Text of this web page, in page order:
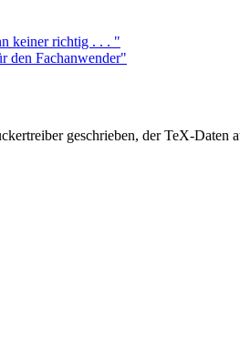
keiner richtig . . . "
den Fachanwender"
geschrieben, der TeX-Daten